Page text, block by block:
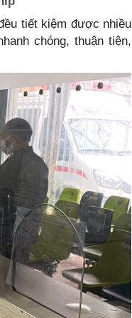
tiết kiệm được nhiều
chóng, thuận tiện,